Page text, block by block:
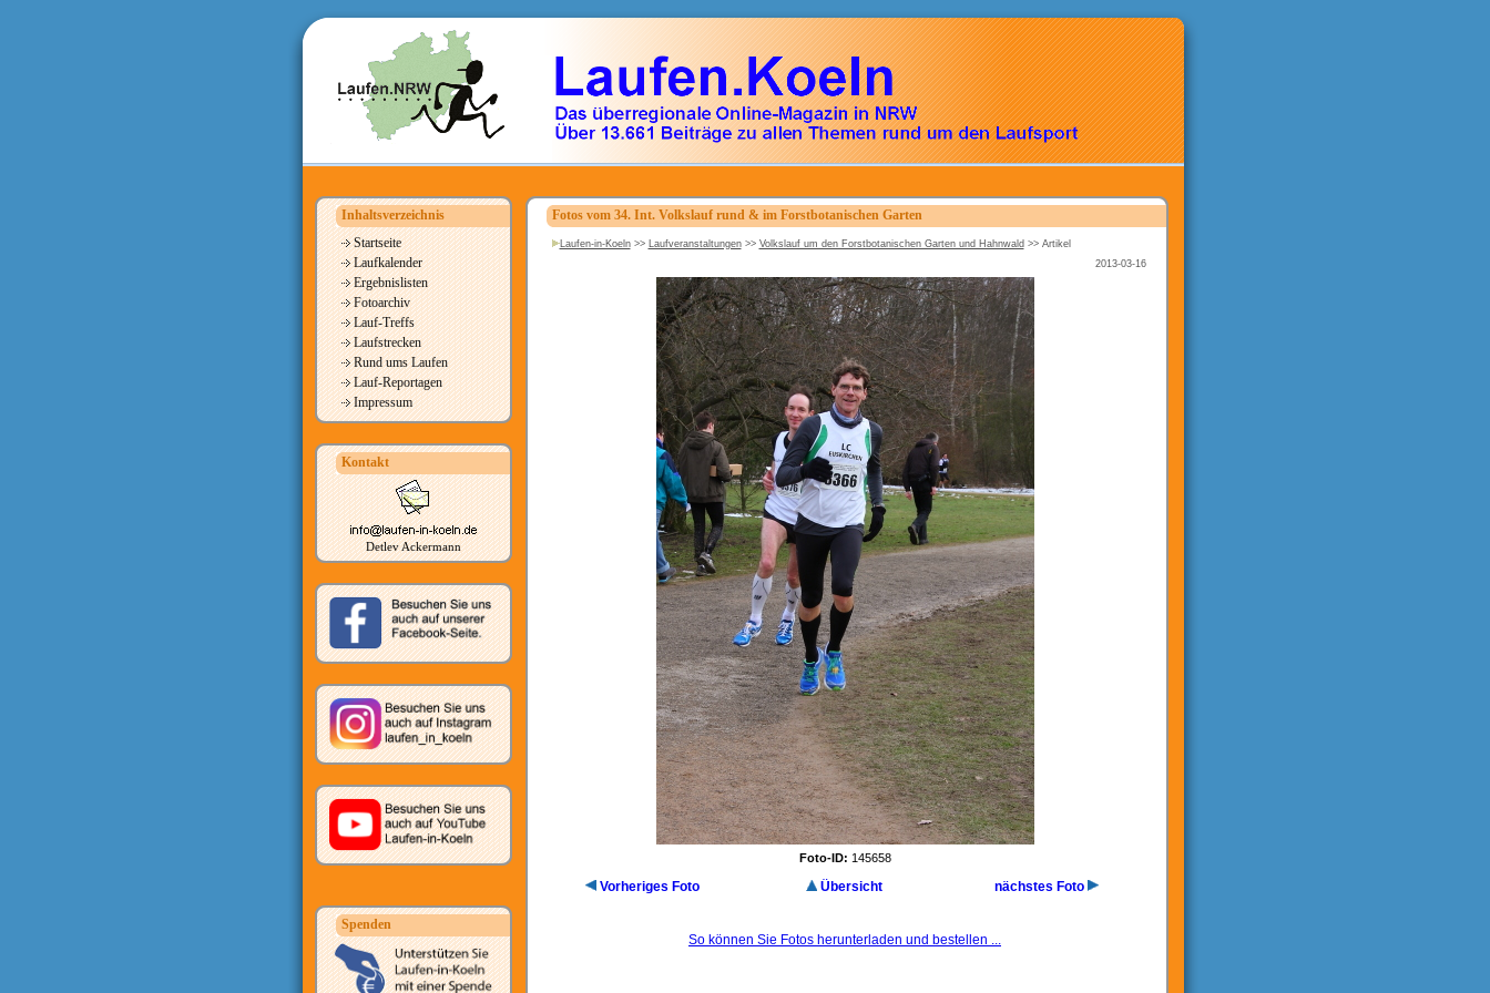
Inhaltsverzeichnis
Startseite
Laufkalender
Ergebnislisten
Fotoarchiv
Lauf-Treffs
Laufstrecken
Rund ums Laufen
Lauf-Reportagen
Impressum
Kontakt
Detlev Ackermann
Spenden
Fotos vom 34. Int. Volkslauf rund & im Forstbotanischen Garten
Laufen-in-Koeln>> Laufveranstaltungen>> Volkslauf um den Forstbotanischen Garten und Hahnwald >> Artikel
2013-03-16
Foto-ID: 145658
Vorheriges Foto Übersicht nächstes Foto
So können Sie Fotos herunterladen und bestellen ...